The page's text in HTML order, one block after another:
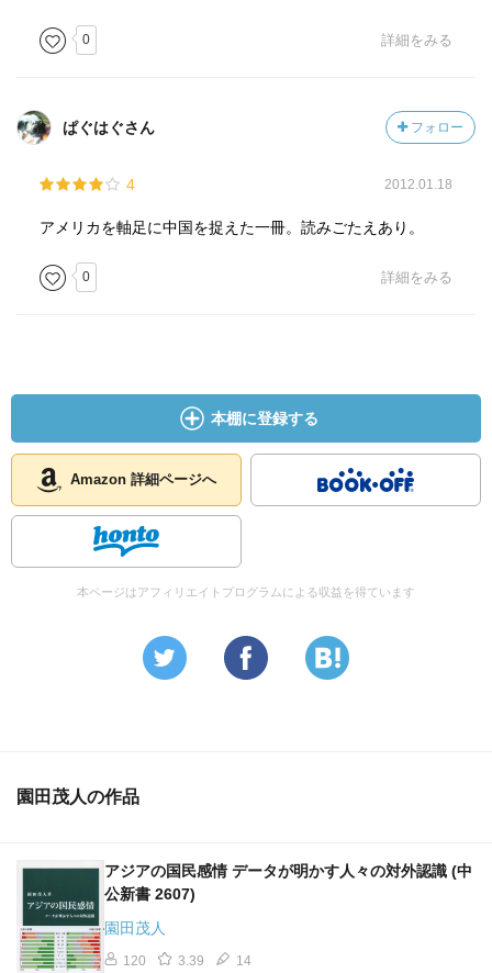
0 詳細をみる
ぱぐはぐさん フォロー
4 2012.01.18
アメリカを軸足に中国を捉えた一冊。読みごたえあり。
0 詳細をみる
本棚に登録する
Amazon 詳細ページへ
本ページはアフィリエイトプログラムによる収益を得ています
園田茂人の作品
アジアの国民感情 データが明かす人々の対外認識 (中
公新書 2607)
園田茂人
120 3.39 14